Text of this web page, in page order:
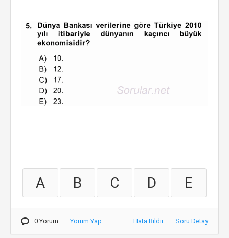
A B C D E
0 Yorum Yorum Yap Hata Bildir Soru Detay